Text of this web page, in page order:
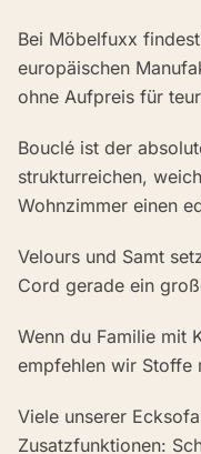
Bei Möbelfuxx
europäischen
ohne Aufpreis für
Bouclé ist der
strukturreichen,
Wohnzimmer einen
Velours und Samt
Cord gerade ein
Wenn du Familie mit
empfehlen wir Stoffe
Viele unserer
Zusatzfunktionen: